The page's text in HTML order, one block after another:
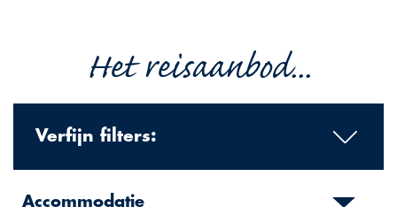
Het reisaanbod...
Verfijn filters:
Accommodatie